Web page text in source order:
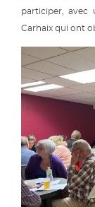
participer, avec
Carhaix qui ont